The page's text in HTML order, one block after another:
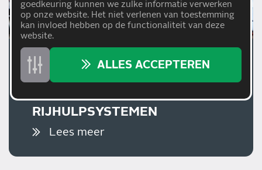
01/07/2026
WAAROM EEN JUISTE
AFSTELLING VAN
RIJHULPSYSTEMEN
BELANGRIJK IS
Lees meer
goedkeuring kunnen we zulke informatie verwerken
op onze website. Het niet verlenen van toestemming
kan invloed hebben op de functionaliteit van deze
website.
ALLES ACCEPTEREN